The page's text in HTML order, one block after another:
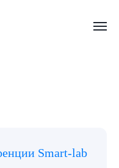
Smart-lab